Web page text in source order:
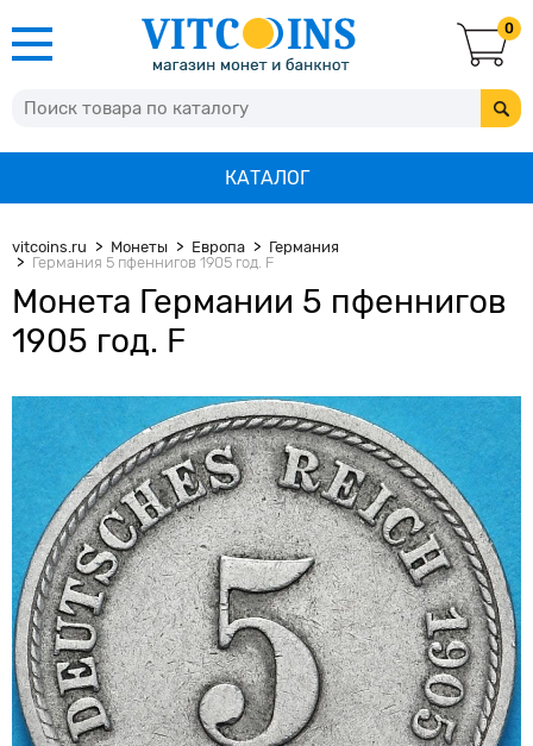
0
КАТАЛОГ
vitcoins.ru Монеты Европа
Германия
Германия 5 пфеннигов 1905 год. F
Монета Германии 5 пфеннигов
1905 год. F